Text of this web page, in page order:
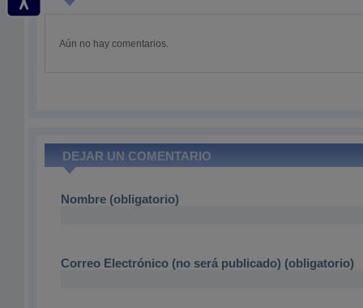
Aún no hay comentarios.
DEJAR UN COMENTARIO
Nombre (obligatorio)
Correo Electrónico (no será publicado) (obligatorio)